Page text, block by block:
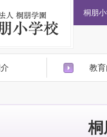
桐朋
教
桐